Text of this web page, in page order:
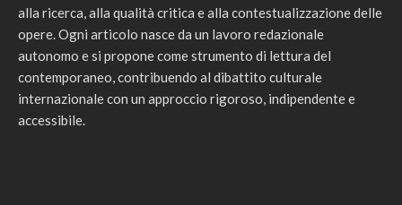
alla ricerca, alla qualità critica e alla contestualizzazione delle
opere. Ogni articolo nasce da un lavoro redazionale
autonomo e si propone come strumento di lettura del
contemporaneo, contribuendo al dibattito culturale
internazionale con un approccio rigoroso, indipendente e
accessibile.